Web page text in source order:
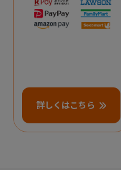
詳しくはこちら